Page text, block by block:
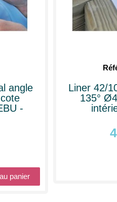
angle
-
panier
Liner 42/
135°